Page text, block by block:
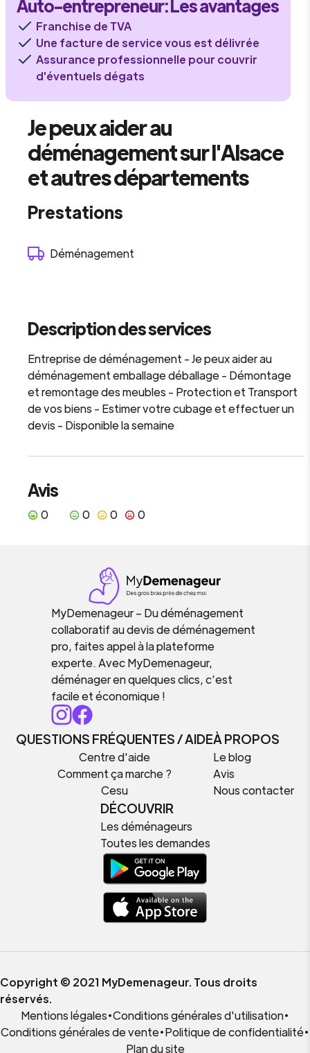
Auto-entrepreneur: Les avantages
Franchise de TVA
Une facture de service vous est délivrée
Assurance professionnelle pour couvrir
d'éventuels dégats
Je peux aider au
déménagement sur l'Alsace
et autres départements
Prestations
Déménagement
Description des services
Entreprise de déménagement - Je peux aider au
déménagement emballage déballage - Démontage
et remontage des meubles - Protection et Transport
de vos biens - Estimer votre cubage et effectuer un
devis - Disponible la semaine
Avis
0 0 0 0
MyDemenageur – Du déménagement
collaboratif au devis de déménagement
pro, faites appel à la plateforme
experte. Avec MyDemenageur,
déménager en quelques clics, c’est
facile et économique !
QUESTIONS FRÉQUENTES / AIDE
Centre d'aide
Comment ça marche ?
Cesu
À PROPOS
Le blog
Avis
Nous contacter
DÉCOUVRIR
Les déménageurs
Toutes les demandes
Copyright © 2021 MyDemenageur. Tous droits
réservés.
Mentions légales•Conditions générales d'utilisation•
Conditions générales de vente•Politique de confidentialité•
Plan du site